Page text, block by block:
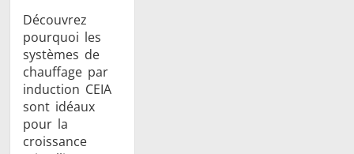
Découvrez
pourquoi les
systèmes de
chauffage par
induction CEIA
sont idéaux
pour la
croissance